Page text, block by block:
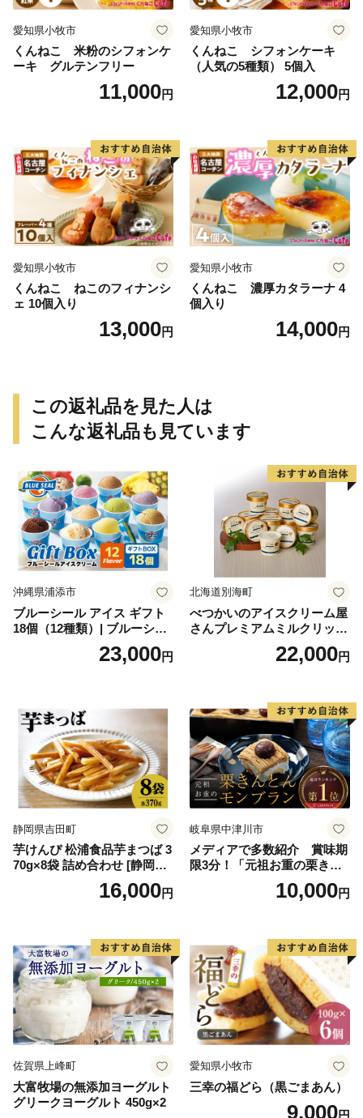
愛知県小牧市
くんねこ 米粉のシフォンケ
ーキ グルテンフリー
11,000円
愛知県小牧市
くんねこ シフォンケーキ
（人気の5種類） 5個入
12,000円
愛知県小牧市
くんねこ ねこのフィナンシ
ェ 10個入り
13,000円
愛知県小牧市
くんねこ 濃厚カタラーナ 4
個入り
14,000円
この返礼品を見た人は
こんな返礼品も見ています
沖縄県浦添市
ブルーシール アイス ギフト
18個（12種類）| ブルーシー
ルアイス ブルーシールアイ
スクリーム 着日指定可能 送
誕生日 カップ 詰め合わせ バ
ラエティ | バニラ チョコレー
ト ストロベリー ピスタチオ
バニラ＆クッキー ウベ 沖縄
紅イモ 塩ちんすこう 沖縄シ
ークヮーサー 沖縄黒糖 琉球
ロイヤルミルクティ 沖縄パ
イン
23,000円
北海道別海町
べつかいのアイスクリーム屋
さんプレミアムミルクリッチ
12個（AP-01）（ 北海道アイ
ス 北海道産アイス アイス ア
道産アイス 道産アイスクリ
ーム ギフト 詰合せ 詰め合わ
せ ふるさと納税 ）
22,000円
静岡県吉田町
芋けんぴ 松浦食品芋まつば 3
70g×8袋 詰め合わせ [静岡伊
勢丹(松浦食品) 静岡県 吉田町
22424274] 芋ケンピ セット
16,000円
岐阜県中津川市
メディアで多数紹介 賞味期
限3分！「元祖お重の栗きん
とんモンブラン」 【未来の
ご褒美】スイーツ 栗 モンブ
子 菓子 F4N-2298
10,000円
佐賀県上峰町
大富牧場の無添加ヨーグルト
グリークヨーグルト 450g×2
愛知県小牧市
三幸の福どら（黒ごまあん）
9,000円